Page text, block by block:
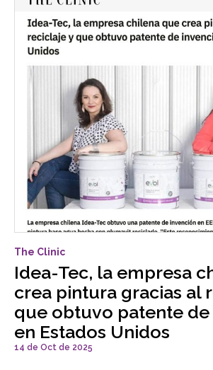
The Clinic
Idea-Tec, la empresa
crea pintura gracias al
que obtuvo patente
en Estados Unidos
14 de Oct de 2025